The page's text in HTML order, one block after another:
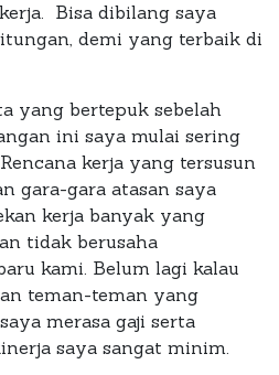
Bisa dibilang saya
demi yang terbaik di
yang bertepuk sebelah
ini saya mulai sering
kerja yang tersusun
gara-gara atasan saya
kerja banyak yang
tidak berusaha
kami. Belum lagi kalau
teman-teman yang
merasa gaji serta
saya sangat minim.